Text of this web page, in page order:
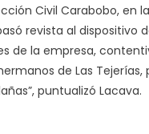
Civil Carabobo, en
revista al dispositivo
de la empresa,
de Las
puntualizó Lacava.